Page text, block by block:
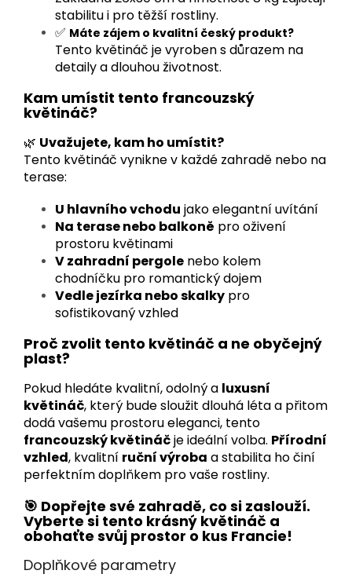
stabilitu i pro těžší rostliny.
✅ Máte zájem o kvalitní český produkt?
Tento květináč je vyroben s důrazem na
detaily a dlouhou životnost.
Kam umístit tento francouzský
květináč?
🌿 Uvažujete, kam ho umístit?
Tento květináč vynikne v každé zahradě nebo na
terase:
U hlavního vchodu jako elegantní uvítání
Na terase nebo balkoně pro oživení
prostoru květinami
V zahradní pergole nebo kolem
chodníčku pro romantický dojem
Vedle jezírka nebo skalky pro
sofistikovaný vzhled
Proč zvolit tento květináč a ne obyčejný
plast?
Pokud hledáte kvalitní, odolný a luxusní
květináč, který bude sloužit dlouhá léta a přitom
dodá vašemu prostoru eleganci, tento
francouzský květináčje ideální volba. Přírodní
vzhled, kvalitní ruční výroba a stabilita ho činí
perfektním doplňkem pro vaše rostliny.
🎯 Dopřejte své zahradě, co si zaslouží.
Vyberte si tento krásný květináč a
obohaťte svůj prostor o kus Francie!
Doplňkové parametry